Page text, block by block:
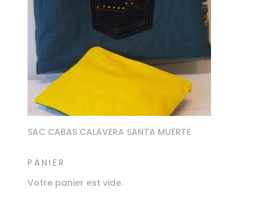
SAC CABAS CALAVERA SANTA MUERTE
PANIER
Votre panier est vide.